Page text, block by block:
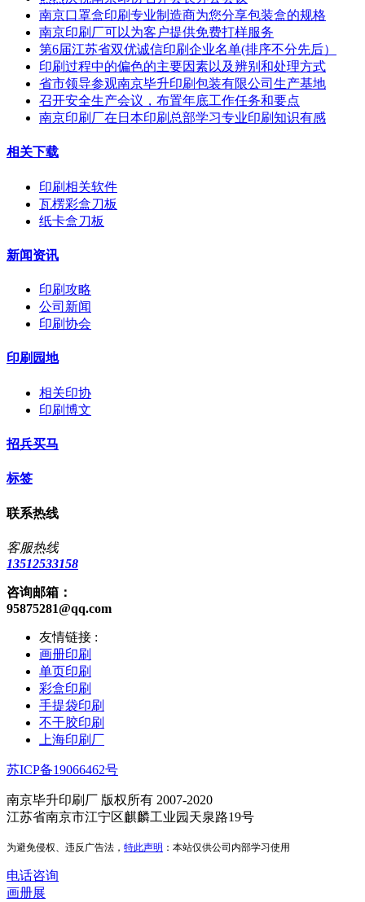
南京口罩盒印刷专业制造商为您分享包装盒的规格
南京印刷厂可以为客户提供免费打样服务
第6届江苏省双优诚信印刷企业名单(排序不分先后）
印刷过程中的偏色的主要因素以及辨别和处理方式
省市领导参观南京毕升印刷包装有限公司生产基地
召开安全生产会议，布置年底工作任务和要点
南京印刷厂在日本印刷总部学习专业印刷知识有感
相关下载
印刷相关软件
瓦楞彩盒刀板
纸卡盒刀板
新闻资讯
印刷攻略
公司新闻
印刷协会
印刷园地
相关印协
印刷博文
招兵买马
标签
联系热线
客服热线
13512533158
咨询邮箱：
95875281@qq.com
友情链接 :
画册印刷
单页印刷
彩盒印刷
手提袋印刷
不干胶印刷
上海印刷厂
苏ICP备19066462号
南京毕升印刷厂 版权所有 2007-2020
江苏省南京市江宁区麒麟工业园天泉路19号
为避免侵权、违反广告法， 特此声明 ：本站仅供公司内部学习使用
电话咨询
画册展